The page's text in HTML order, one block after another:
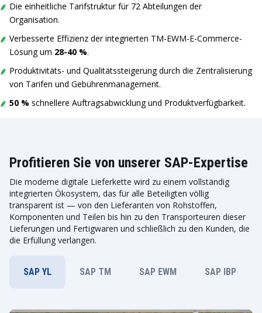
Die einheitliche Tarifstruktur für 72 Abteilungen der
Organisation.
Verbesserte Effizienz der integrierten TM-EWM-E-Commerce-
Lösung um 28-40 %.
Produktivitäts- und Qualitätssteigerung durch die Zentralisierung
von Tarifen und Gebührenmanagement.
50 % schnellere Auftragsabwicklung und Produktverfügbarkeit.
Profitieren Sie von unserer SAP-Expertise
Die moderne digitale Lieferkette wird zu einem vollständig
integrierten Ökosystem, das für alle Beteiligten völlig
transparent ist — von den Lieferanten von Rohstoffen,
Komponenten und Teilen bis hin zu den Transporteuren dieser
Lieferungen und Fertigwaren und schließlich zu den Kunden, die
die Erfüllung verlangen.
SAP YL SAP TM SAP EWM SAP IBP